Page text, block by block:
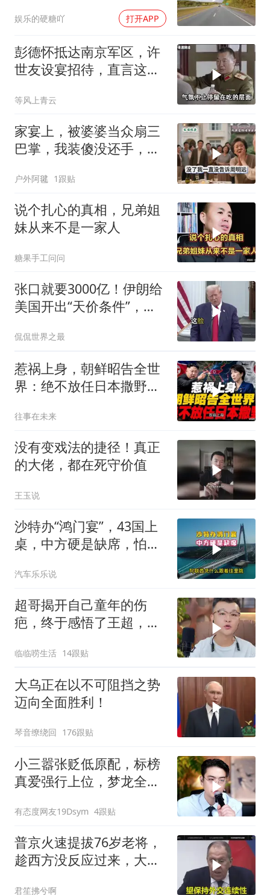
娱乐的硬糖吖 打开APP
彭德怀抵达南京军区，许
世友设宴招待，直言这是
等风上青云
家宴上，被婆婆当众扇三
巴掌，我装傻没还手，悄
夫全家10人被新户主请出
家门
户外阿毽 1跟贴
说个扎心的真相，兄弟姐
妹从来不是一家人
糖果手工问问
张口就要3000亿！伊朗给
美国开出“天价条件”，特
侃侃世界之最
惹祸上身，朝鲜昭告全世
界：绝不放任日本撒野！
往事在未来
没有变戏法的捷径！真正
的大佬，都在死守价值
王玉说
沙特办“鸿门宴”，43国上
桌，中方硬是缺席，怕得
汽车乐乐说
超哥揭开自己童年的伤
疤，终于感悟了王超，他
临临唠生活 14跟贴
大乌正在以不可阻挡之势
迈向全面胜利！
琴音缭绕回 176跟贴
小三嚣张贬低原配，标榜
真爱强行上位，梦龙全程
有态度网友19Dsym 4跟贴
普京火速提拔76岁老将，
趁西方没反应过来，大鹅
君笙拂兮啊